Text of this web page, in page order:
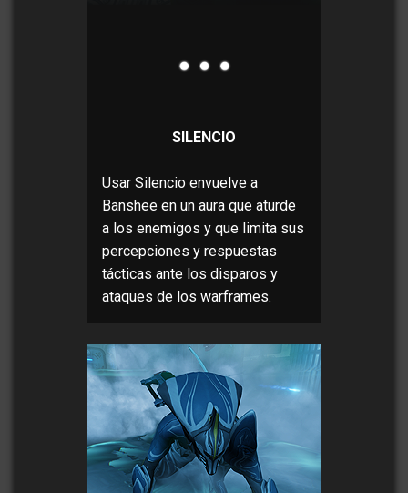
SILENCIO
Usar Silencio envuelve a
Banshee en un aura que aturde
a los enemigos y que limita sus
percepciones y respuestas
tácticas ante los disparos y
ataques de los warframes.